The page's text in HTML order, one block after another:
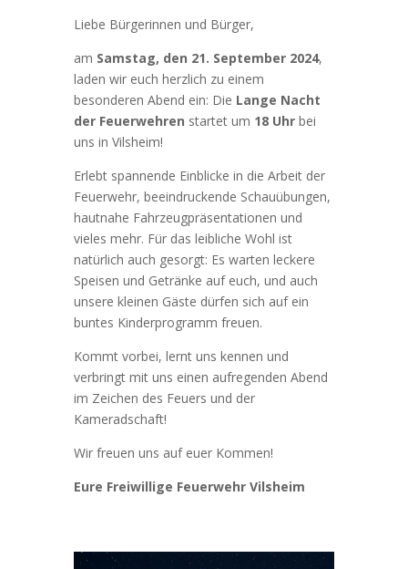
Liebe Bürgerinnen und Bürger,
am Samstag, den 21. September 2024,
laden wir euch herzlich zu einem
besonderen Abend ein: Die Lange Nacht
der Feuerwehren startet um 18 Uhrbei
uns in Vilsheim!
Erlebt spannende Einblicke in die Arbeit der
Feuerwehr, beeindruckende Schauübungen,
hautnahe Fahrzeugpräsentationen und
vieles mehr. Für das leibliche Wohl ist
natürlich auch gesorgt: Es warten leckere
Speisen und Getränke auf euch, und auch
unsere kleinen Gäste dürfen sich auf ein
buntes Kinderprogramm freuen.
Kommt vorbei, lernt uns kennen und
verbringt mit uns einen aufregenden Abend
im Zeichen des Feuers und der
Kameradschaft!
Wir freuen uns auf euer Kommen!
Eure Freiwillige Feuerwehr Vilsheim